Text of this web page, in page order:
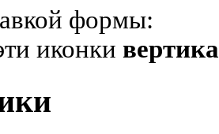
формы:
иконки